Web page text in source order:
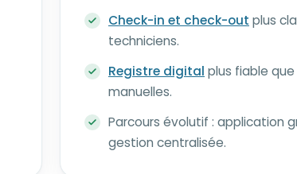
Check-in et check-out plus
techniciens.
Registre digital plus fiable que
manuelles.
Parcours évolutif : application
gestion centralisée.